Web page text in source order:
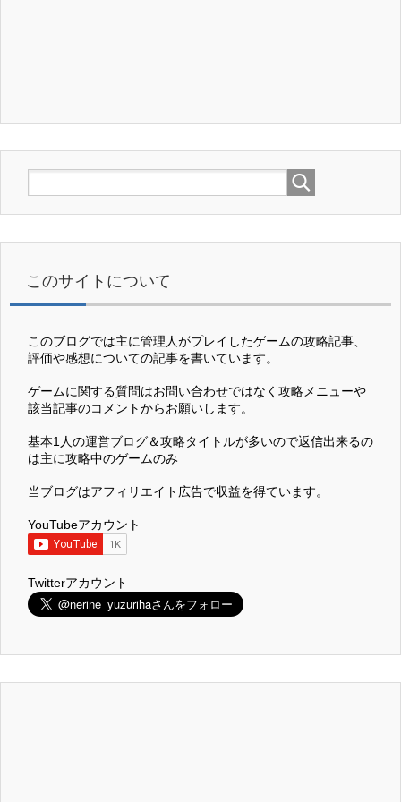
このサイトについて
このブログでは主に管理人がプレイしたゲームの攻略記事、
評価や感想についての記事を書いています。
ゲームに関する質問はお問い合わせではなく攻略メニューや
該当記事のコメントからお願いします。
基本1人の運営ブログ＆攻略タイトルが多いので返信出来るの
は主に攻略中のゲームのみ
当ブログはアフィリエイト広告で収益を得ています。
YouTubeアカウント
Twitterアカウント